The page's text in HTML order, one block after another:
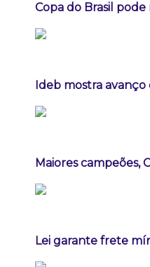
Copa do Brasil
Ideb mostra
Maiores campeões,
Lei garante frete